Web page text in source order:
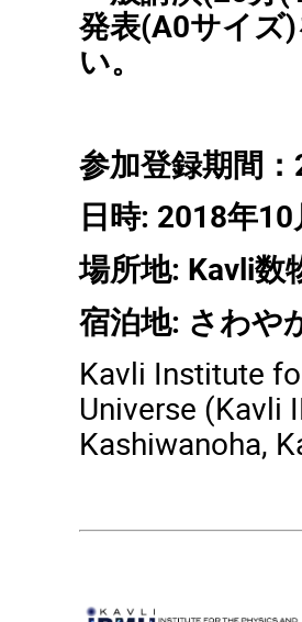
発表(A0サイズ
い。
参加登録期間
日時: 2018年
場所地: Kavli数
宿泊地: さわや
Kavli Institute
Universe (Kavli
Kashiwanoha,